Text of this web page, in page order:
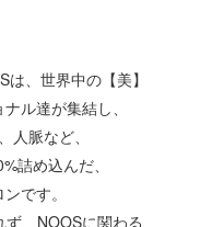
、世界中の【美】
ル達が集結し、
人脈など、
詰め込んだ、
です。
、NOOSに関わる